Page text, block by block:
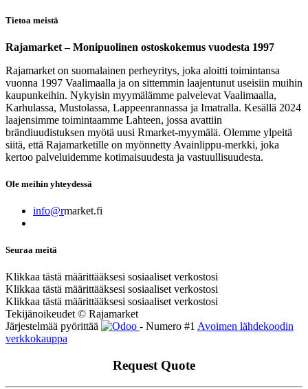
Tietoa meistä
Rajamarket – Monipuolinen ostoskokemus vuodesta 1997
Rajamarket on suomalainen perheyritys, joka aloitti toimintansa
vuonna 1997 Vaalimaalla ja on sittemmin laajentunut useisiin muihin
kaupunkeihin. Nykyisin myymälämme palvelevat Vaalimaalla,
Karhulassa, Mustolassa, Lappeenrannassa ja Imatralla. Kesällä 2024
laajensimme toimintaamme Lahteen, jossa avattiin
brändiuudistuksen myötä uusi Rmarket-myymälä. Olemme ylpeitä
siitä, että Rajamarketille on myönnetty Avainlippu-merkki, joka
kertoo palveluidemme kotimaisuudesta ja vastuullisuudesta.
Ole meihin yhteydessä
info@rmarket.fi
Seuraa meitä
Klikkaa tästä määrittääksesi sosiaaliset verkostosi
Klikkaa tästä määrittääksesi sosiaaliset verkostosi
Klikkaa tästä määrittääksesi sosiaaliset verkostosi
Tekijänoikeudet © Rajamarket
Järjestelmää pyörittää
- Numero #1 Avoimen lähdekoodin
verkkokauppa
Request Quote